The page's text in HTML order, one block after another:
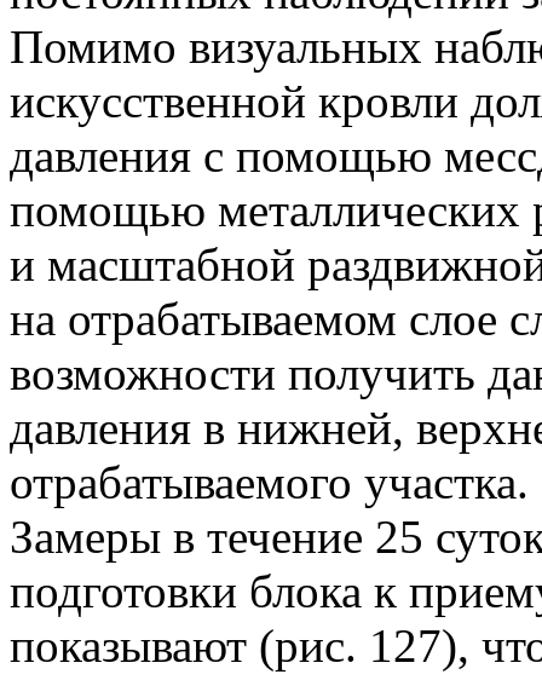
Помимо визуальных
искусственной кровли
давления с помощью
помощью металлических
и масштабной
на отрабатываемом слое
возможности получить
давления в нижней,
отрабатываемого участка.
Замеры в течение 25
подготовки блока к
показывают (рис. 127),